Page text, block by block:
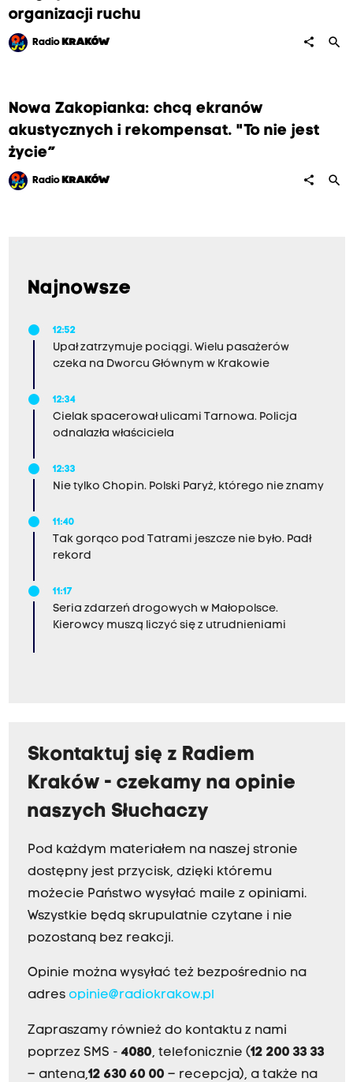
organizacji ruchu
Radio KRAKÓW share search
Nowa Zakopianka: chcą ekranów
akustycznych i rekompensat. "To nie jest
życie”
Radio KRAKÓW share search
Najnowsze
12:52
Upał zatrzymuje pociągi. Wielu pasażerów
czeka na Dworcu Głównym w Krakowie
12:34
Cielak spacerował ulicami Tarnowa. Policja
odnalazła właściciela
12:33
Nie tylko Chopin. Polski Paryż, którego nie znamy
11:40
Tak gorąco pod Tatrami jeszcze nie było. Padł
rekord
11:17
Seria zdarzeń drogowych w Małopolsce.
Kierowcy muszą liczyć się z utrudnieniami
Skontaktuj się z Radiem
Kraków - czekamy na opinie
naszych Słuchaczy
Pod każdym materiałem na naszej stronie
dostępny jest przycisk, dzięki któremu
możecie Państwo wysyłać maile z opiniami.
Wszystkie będą skrupulatnie czytane i nie
pozostaną bez reakcji.
Opinie można wysyłać też bezpośrednio na
adres opinie@radiokrakow.pl
Zapraszamy również do kontaktu z nami
poprzez SMS - 4080, telefonicznie (12 200 33 33
– antena,12 630 60 00 – recepcja), a także na